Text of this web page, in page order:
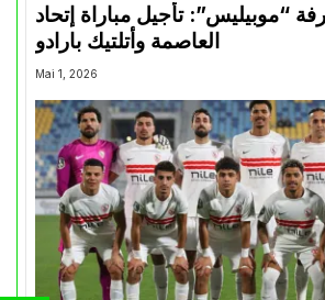
“موبيليس”: تأجيل مباراة إتحاد
العاصمة وأتلتيك بارادو
Mai 1, 2026